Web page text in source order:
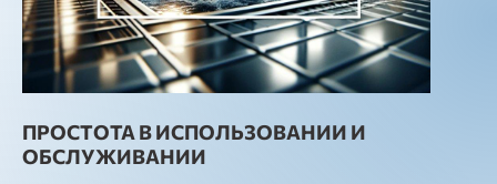
ПРОСТОТА В ИСПОЛЬЗОВАНИИ И
ОБСЛУЖИВАНИИ